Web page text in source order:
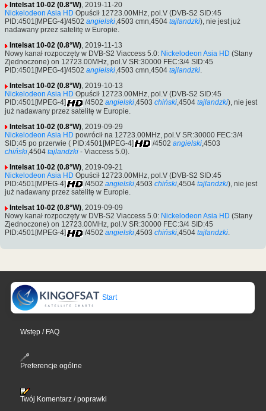
Intelsat 10-02 (0.8°W), 2019-11-20
Nickelodeon Asia HD Opuścił 12723.00MHz, pol.V (DVB-S2 SID:45
PID:4501[MPEG-4]/4502 angielski,4503 cmn,4504 tajlandzki), nie jest już
nadawany przez satelitę w Europie.
Intelsat 10-02 (0.8°W), 2019-11-13
Nowy kanał rozpoczęty w DVB-S2 Viaccess 5.0: Nickelodeon Asia HD (Stany
Zjednoczone) on 12723.00MHz, pol.V SR:30000 FEC:3/4 SID:45
PID:4501[MPEG-4]/4502 angielski,4503 cmn,4504 tajlandzki.
Intelsat 10-02 (0.8°W), 2019-10-13
Nickelodeon Asia HD Opuścił 12723.00MHz, pol.V (DVB-S2 SID:45
PID:4501[MPEG-4]
/4502 angielski,4503 chiński,4504 tajlandzki), nie jest
już nadawany przez satelitę w Europie.
Intelsat 10-02 (0.8°W) , 2019-09-29
Nickelodeon Asia HD powrócił na 12723.00MHz, pol.V SR:30000 FEC:3/4
SID:45 po przerwie ( PID:4501[MPEG-4]
/4502 angielski ,4503
chiński,4504 tajlandzki - Viaccess 5.0).
Intelsat 10-02 (0.8°W), 2019-09-21
Nickelodeon Asia HD Opuścił 12723.00MHz, pol.V (DVB-S2 SID:45
PID:4501[MPEG-4]
/4502 angielski,4503 chiński,4504 tajlandzki), nie jest
już nadawany przez satelitę w Europie.
Intelsat 10-02 (0.8°W), 2019-09-09
Nowy kanał rozpoczęty w DVB-S2 Viaccess 5.0: Nickelodeon Asia HD (Stany
Zjednoczone) on 12723.00MHz, pol.V SR:30000 FEC:3/4 SID:45
PID:4501[MPEG-4]
/4502 angielski,4503 chiński,4504 tajlandzki.
Start
Wstęp / FAQ
Preferencje ogólne
Twój Komentarz / poprawki